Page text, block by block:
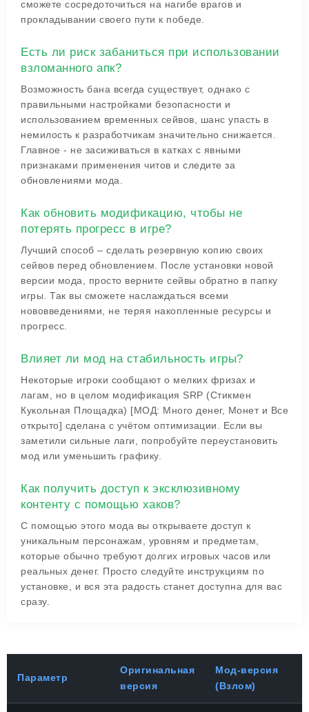
сможете сосредоточиться на нагибе врагов и
прокладывании своего пути к победе.
Есть ли риск забаниться при использовании
взломанного апк?
Возможность бана всегда существует, однако с
правильными настройками безопасности и
использованием временных сейвов, шанс упасть в
немилость к разработчикам значительно снижается.
Главное - не засиживаться в катках с явными
признаками применения читов и следите за
обновлениями мода.
Как обновить модификацию, чтобы не
потерять прогресс в игре?
Лучший способ – сделать резервную копию своих
сейвов перед обновлением. После установки новой
версии мода, просто верните сейвы обратно в папку
игры. Так вы сможете наслаждаться всеми
нововведениями, не теряя накопленные ресурсы и
прогресс.
Влияет ли мод на стабильность игры?
Некоторые игроки сообщают о мелких фризах и
лагам, но в целом модификация SRP (Стикмен
Кукольная Площадка) [МОД: Много денег, Монет и Все
открыто] сделана с учётом оптимизации. Если вы
заметили сильные лаги, попробуйте переустановить
мод или уменьшить графику.
Как получить доступ к эксклюзивному
контенту с помощью хаков?
С помощью этого мода вы открываете доступ к
уникальным персонажам, уровням и предметам,
которые обычно требуют долгих игровых часов или
реальных денег. Просто следуйте инструкциям по
установке, и вся эта радость станет доступна для вас
сразу.
Параметр
Оригинальная
версия
Мод-версия
(Взлом)